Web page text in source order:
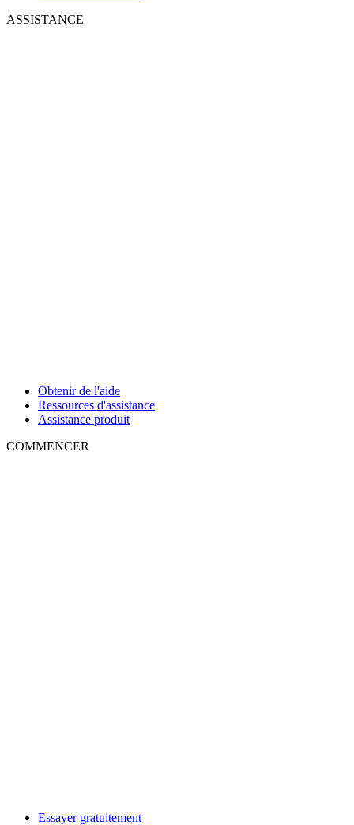
ASSISTANCE
Obtenir de l'aide
Ressources d'assistance
Assistance produit
COMMENCER
Essayer gratuitement